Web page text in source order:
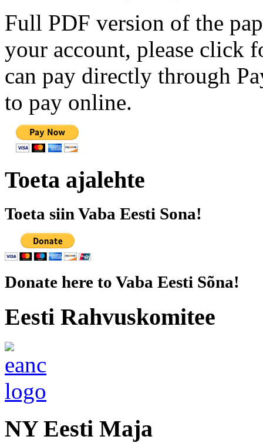
Full PDF version of the
your account, please click
can pay directly through
to pay online.
Toeta ajalehte
Toeta siin Vaba Eesti Sona!
Donate here to Vaba Eesti Sõna!
Eesti Rahvuskomitee
NY Eesti Maja